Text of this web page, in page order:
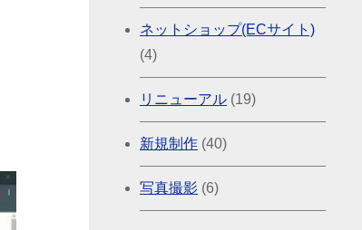
ネットショップ(ECサイト)
(4)
リニューアル (19)
新規制作 (40)
写真撮影 (6)